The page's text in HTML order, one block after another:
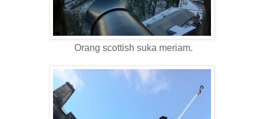
Orang scottish suka meriam.